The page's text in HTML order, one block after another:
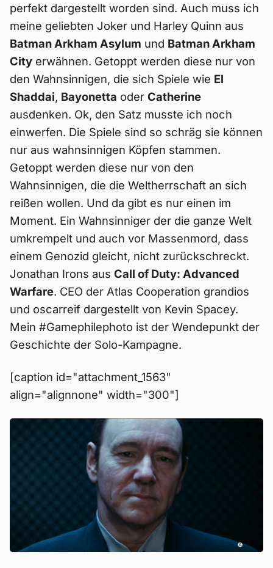
perfekt dargestellt worden sind. Auch muss ich
meine geliebten Joker und Harley Quinn aus
Batman Arkham Asylum und Batman Arkham
City erwähnen. Getoppt werden diese nur von
den Wahnsinnigen, die sich Spiele wie El
Shaddai, Bayonetta oder Catherine
ausdenken. Ok, den Satz musste ich noch
einwerfen. Die Spiele sind so schräg sie können
nur aus wahnsinnigen Köpfen stammen.
Getoppt werden diese nur von den
Wahnsinnigen, die die Weltherrschaft an sich
reißen wollen. Und da gibt es nur einen im
Moment. Ein Wahnsinniger der die ganze Welt
umkrempelt und auch vor Massenmord, dass
einem Genozid gleicht, nicht zurückschreckt.
Jonathan Irons aus Call of Duty: Advanced
Warfare. CEO der Atlas Cooperation grandios
und oscarreif dargestellt von Kevin Spacey.
Mein #Gamephilephoto ist der Wendepunkt der
Geschichte der Solo-Kampagne.
[caption id="attachment_1563"
align="alignnone" width="300"]